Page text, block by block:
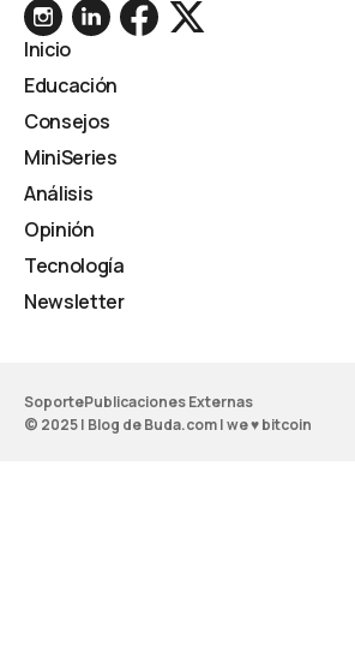
Inicio
Educación
Consejos
MiniSeries
Análisis
Opinión
Tecnología
Newsletter
SoportePublicaciones Externas
© 2025 | Blog de Buda.com | we ♥ bitcoin